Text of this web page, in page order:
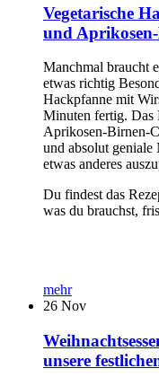
Vegetarische
und
Manchmal braucht
etwas richtig
Hackpfanne mit
Minuten fertig. Das
Aprikosen-Birnen-
und absolut geniale
etwas anderes
Du findest das
was du brauchst,
mehr
26 Nov
unsere